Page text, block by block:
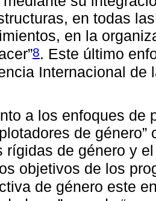
en todas
en la
8. Este último
Internacional de
a los enfoques de
de
rígidas de género y
objetivos de los
de género este